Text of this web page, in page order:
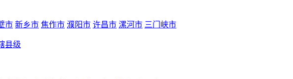
市 新乡市 焦作市 濮阳市 许昌市 漯河市 三门峡市
县级